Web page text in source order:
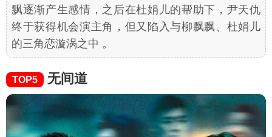
飘逐渐产生感情，之后在杜娟儿的帮助下，尹天仇
终于获得机会演主角，但又陷入与柳飘飘、杜娟儿
的三角恋漩涡之中 。
TOP5 无间道